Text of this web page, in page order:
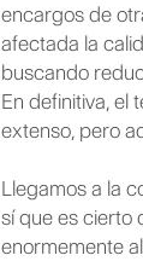
encargos de
afectada la
buscando
En definitiva, el
extenso, pero
Llegamos a la
sí que es cierto
enormemente